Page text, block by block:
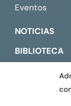
Eventos
NOTICIAS
BIBLIOTECA